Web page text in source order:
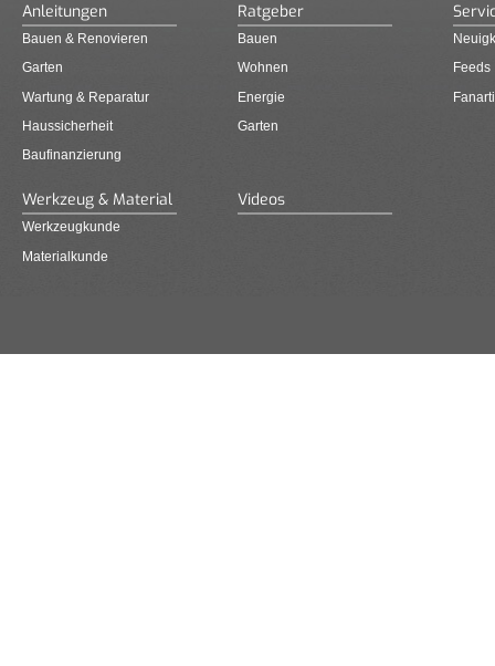
Anleitungen
Bauen & Renovieren
Garten
Wartung & Reparatur
Haussicherheit
Baufinanzierung
Ratgeber
Bauen
Wohnen
Energie
Garten
Feeds
Werkzeug & Material
Werkzeugkunde
Materialkunde
Videos